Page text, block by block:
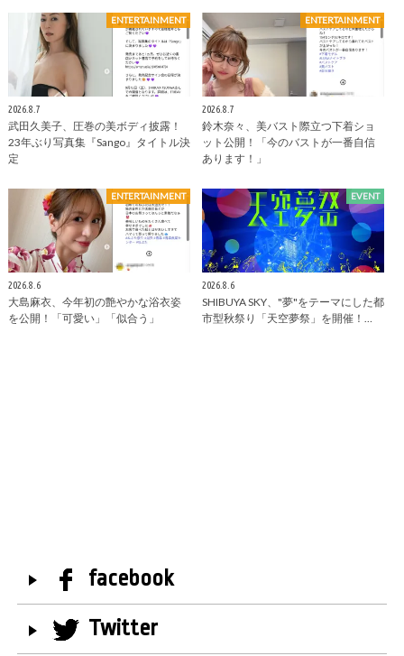
ENTERTAINMENT
2026.8.7
武田久美子、圧巻の美ボディ披露！
23年ぶり写真集『Sango』タイトル決
定
ENTERTAINMENT
2026.8.7
鈴木奈々、美バスト際立つ下着ショ
ット公開！「今のバストが一番自信
あります！」
ENTERTAINMENT
2026.8.6
大島麻衣、今年初の艶やかな浴衣姿
を公開！「可愛い」「似合う」
EVENT
2026.8.6
SHIBUYA SKY、"夢"をテーマにした都
市型秋祭り「天空夢祭」を開催！…
facebook
Twitter